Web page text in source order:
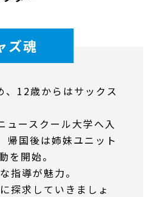
ズ魂
、12歳からはサックス
ースクール大学へ入
帰国後は姉妹ユニット
を開始。
指導が魅力。
探求していきましょ